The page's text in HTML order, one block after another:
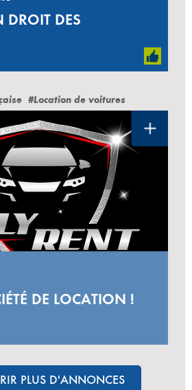
DROIT DES
#Location de voitures
DE LOCATION !
PLUS D'ANNONCES